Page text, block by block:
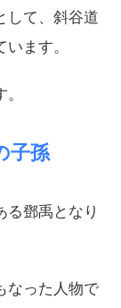
して、斜谷道
ます。
子孫
る鄧禹となり
なった人物で